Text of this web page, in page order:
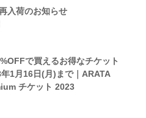
入荷のお知らせ
で買えるお得なチケット
1月16日(月)まで｜ARATA
チケット 2023